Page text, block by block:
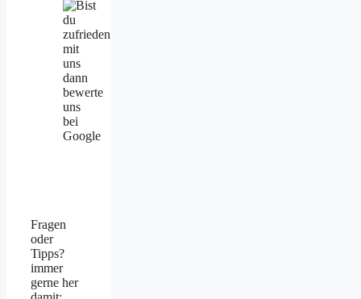
Fragen
oder
Tipps?
immer
gerne her